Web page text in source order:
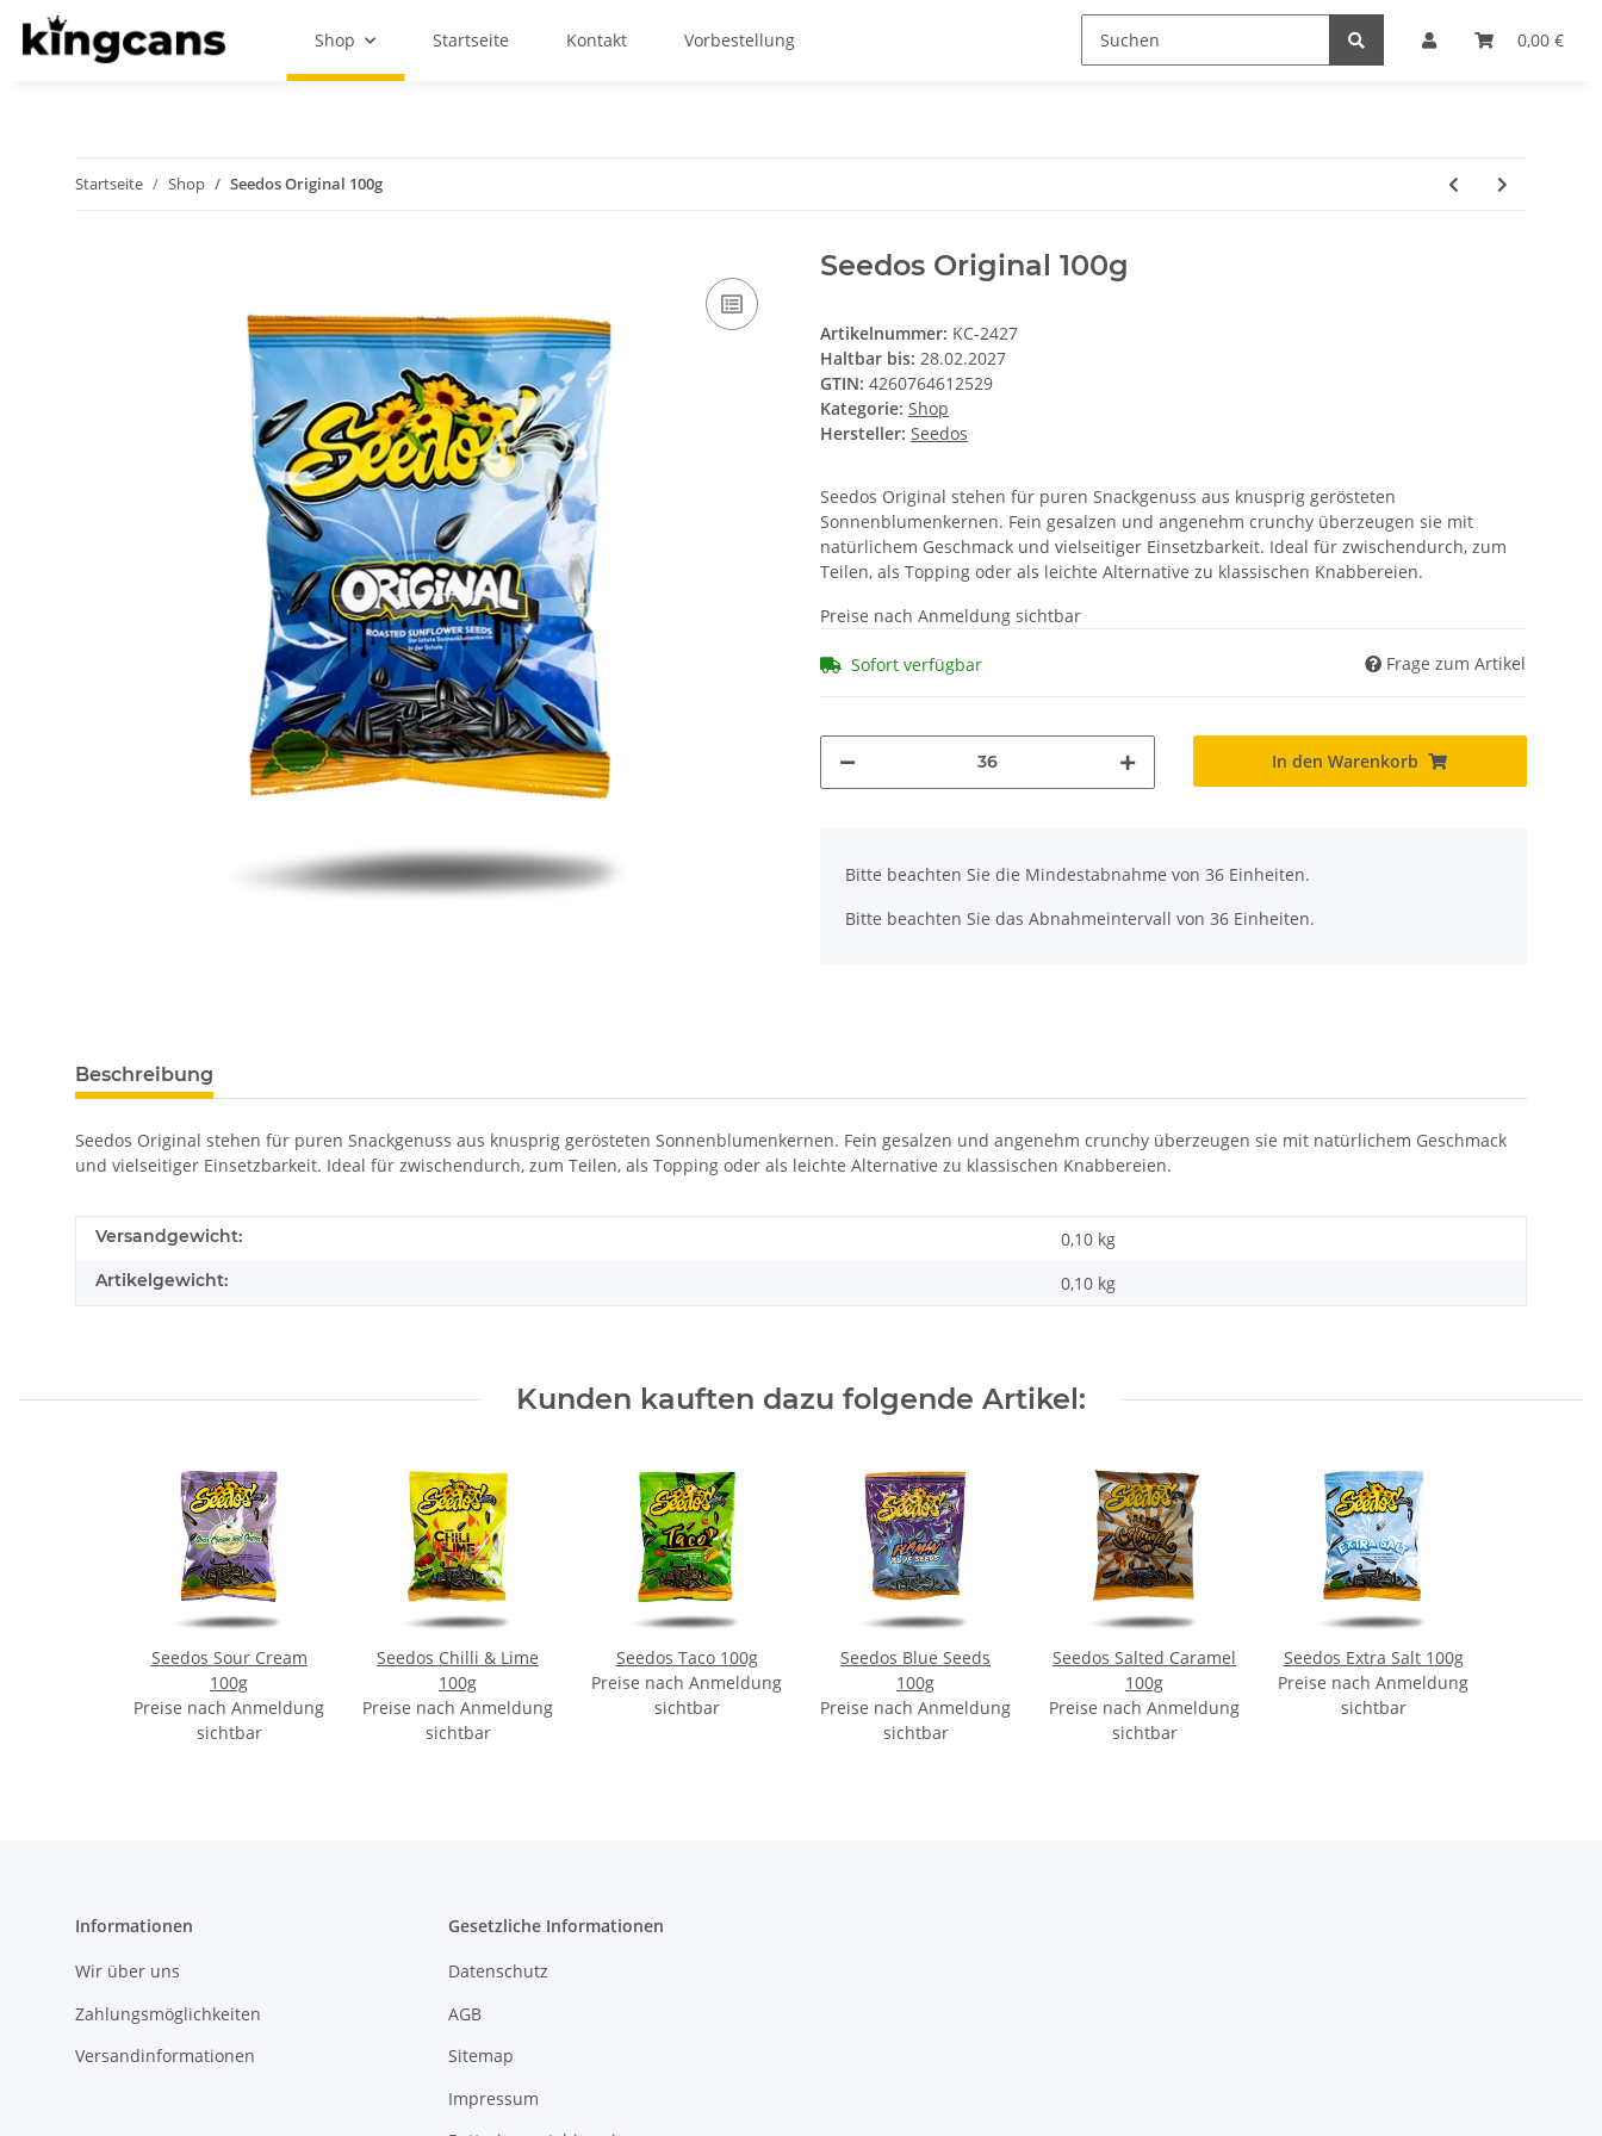
0,00 €
Shop Startseite Kontakt Vorbestellung
Startseite Shop Seedos Original 100g
Seedos Original 100g
Artikelnummer: KC-2427
Haltbar bis: 28.02.2027
GTIN: 4260764612529
Kategorie: Shop
Hersteller: Seedos
Seedos Original stehen für puren Snackgenuss aus knusprig gerösteten
Sonnenblumenkernen. Fein gesalzen und angenehm crunchy überzeugen sie mit
natürlichem Geschmack und vielseitiger Einsetzbarkeit. Ideal für zwischendurch, zum
Teilen, als Topping oder als leichte Alternative zu klassischen Knabbereien.
Preise nach Anmeldung sichtbar
Sofort verfügbar Frage zum Artikel
In den Warenkorb
Bitte beachten Sie die Mindestabnahme von 36 Einheiten.
Bitte beachten Sie das Abnahmeintervall von 36 Einheiten.
Beschreibung
Seedos Original stehen für puren Snackgenuss aus knusprig gerösteten Sonnenblumenkernen. Fein gesalzen und angenehm crunchy überzeugen sie mit natürlichem Geschmack
und vielseitiger Einsetzbarkeit. Ideal für zwischendurch, zum Teilen, als Topping oder als leichte Alternative zu klassischen Knabbereien.
Versandgewicht: 0,10 kg
Artikelgewicht: 0,10 kg
Kunden kauften dazu folgende Artikel:
Seedos Sour Cream
100g
Preise nach Anmeldung
sichtbar
Seedos Chilli & Lime
100g
Preise nach Anmeldung
sichtbar
Seedos Taco 100g
Preise nach Anmeldung
sichtbar
Seedos Blue Seeds
100g
Preise nach Anmeldung
sichtbar
Seedos Salted Caramel
100g
Preise nach Anmeldung
sichtbar
Seedos Extra Salt 100g
Preise nach Anmeldung
sichtbar
Informationen
Wir über uns
Zahlungsmöglichkeiten
Versandinformationen
Gesetzliche Informationen
Datenschutz
AGB
Sitemap
Impressum